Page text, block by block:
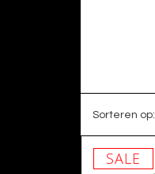
Sorteren op:
SALE